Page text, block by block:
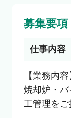
募集要項
仕事内容
【業務内容
焼却炉・
工管理をご